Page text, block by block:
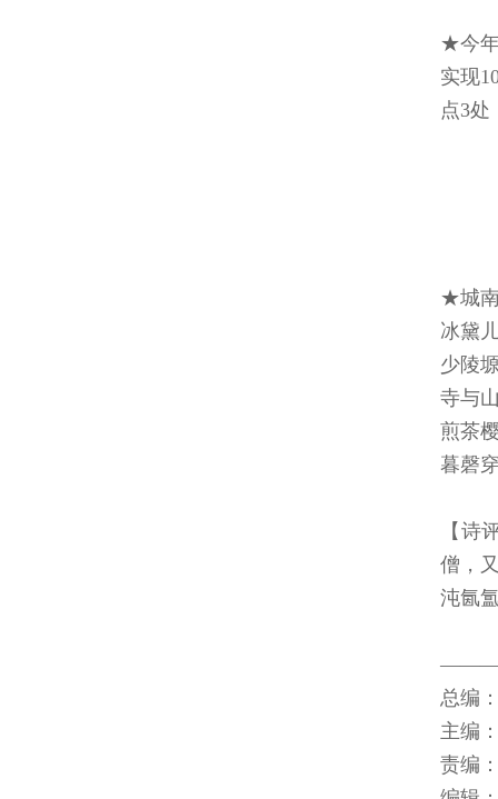
★今年
实现
点3处
★城
冰黛
少陵
寺与
煎茶
暮磬
【诗
僧，
沌氤
总编
主编
责编